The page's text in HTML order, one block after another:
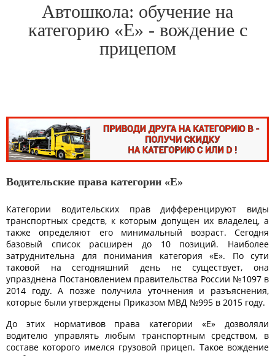
Автошкола: обучение на
категорию «E» - вождение с
прицепом
Водительские права категории «Е»
Категории водительских прав дифференцируют виды
транспортных средств, к которым допущен их владелец, а
также определяют его минимальный возраст. Сегодня
базовый список расширен до 10 позиций. Наиболее
затруднительна для понимания категория «E». По сути
таковой на сегодняшний день не существует, она
упразднена Постановлением правительства России №1097 в
2014 году. А позже получила уточнения и разъяснения,
которые были утверждены Приказом МВД №995 в 2015 году.
До этих нормативов права категории «Е» дозволяли
водителю управлять любым транспортным средством, в
составе которого имелся грузовой прицеп. Такое вождение